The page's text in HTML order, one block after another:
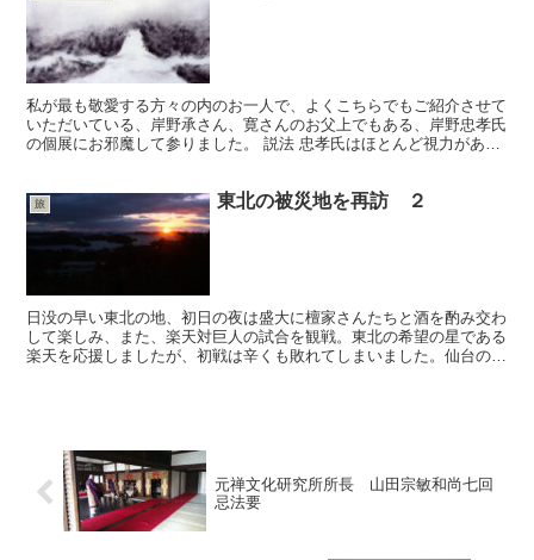
私が最も敬愛する方々の内のお一人で、よくこちらでもご紹介させて
いただいている、岸野承さん、寛さんのお父上でもある、岸野忠孝氏
の個展にお邪魔して参りました。 説法 忠孝氏はほとんど視力があり
旅 東北の被災地を再訪 ２
日没の早い東北の地、初日の夜は盛大に檀家さんたちと酒を酌み交わ
して楽しみ、また、楽天対巨人の試合を観戦。東北の希望の星である
楽天を応援しましたが、初戦は辛くも敗れてしまいました。仙台のホ
元禅文化研究所所長 山田宗敏和尚七回
忌法要